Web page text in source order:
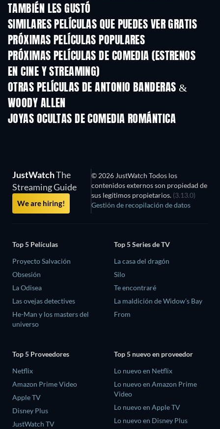
TAMBIÉN LES GUSTÓ
SIMILARES PELÍCULAS QUE PUEDES VER GRATIS
PRÓXIMAS PELÍCULAS POPULARES
PRÓXIMAS PELÍCULAS DE COMEDIA (ESTRENOS
EN CINE Y STREAMING)
OTRAS PELÍCULAS DE ANTONIO BANDERAS &
WOODY ALLEN
JOYAS OCULTAS DE COMEDIA ROMÁNTICA
JustWatchThe
Streaming Guide
We are hiring!
© 2026 JustWatch Todos los
contenidos externos son propiedad de
sus legítimos propietarios. (3.13.0)
Gestión de recopilación de datos
Top 5 Películas
Proyecto Salvación
Obsesión
La Odisea
Las ovejas detectives
He-Man y los masters del
universo
Top 5 Series de TV
La casa del dragón
Silo
Te encontraré
La maldición de Widow's Bay
From
Top 5 Proveedores
Netflix
Amazon Prime Video
Apple TV
Disney Plus
JustWatch TV
Top 5 nuevo en proveedor
Lo nuevo en Netflix
Lo nuevo en Amazon Prime
Video
Lo nuevo en Apple TV
Lo nuevo en Disney Plus